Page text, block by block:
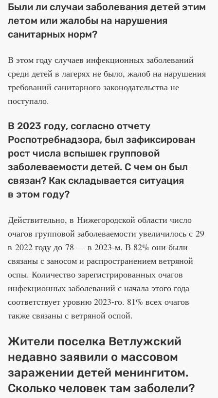
Были ли случаи заболевания детей этим
летом или жалобы на нарушения
санитарных норм?
В этом году случаев инфекционных заболеваний
среди детей в лагерях не было, жалоб на нарушения
требований санитарного законодательства не
поступало.
В 2023 году, согласно отчету
Роспотребнадзора, был зафиксирован
рост числа вспышек групповой
заболеваемости детей. С чем он был
связан? Как складывается ситуация
в этом году?
Действительно, в Нижегородской области число
очагов групповой заболеваемости увеличилось с 29
в 2022 году до 78 — в 2023-м. В 82% они были
связаны с заносом и распространением ветряной
оспы. Количество зарегистрированных очагов
инфекционных заболеваний с начала этого года
соответствует уровню 2023-го. 81% всех очагов
также связаны с ветряной оспой.
Жители поселка Ветлужский
недавно заявили о массовом
заражении детей менингитом.
Сколько человек там заболели?